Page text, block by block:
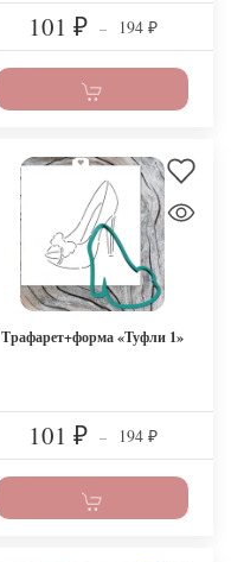
101 ₽ – 194 ₽
Трафарет+форма «Туфли 1»
101 ₽ – 194 ₽